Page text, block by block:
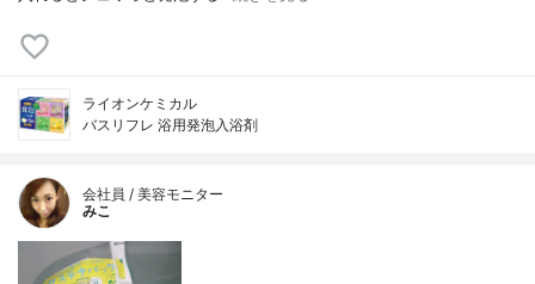
ライオンケミカル
バスリフレ 浴用発泡入浴剤
会社員 / 美容モニター
みこ